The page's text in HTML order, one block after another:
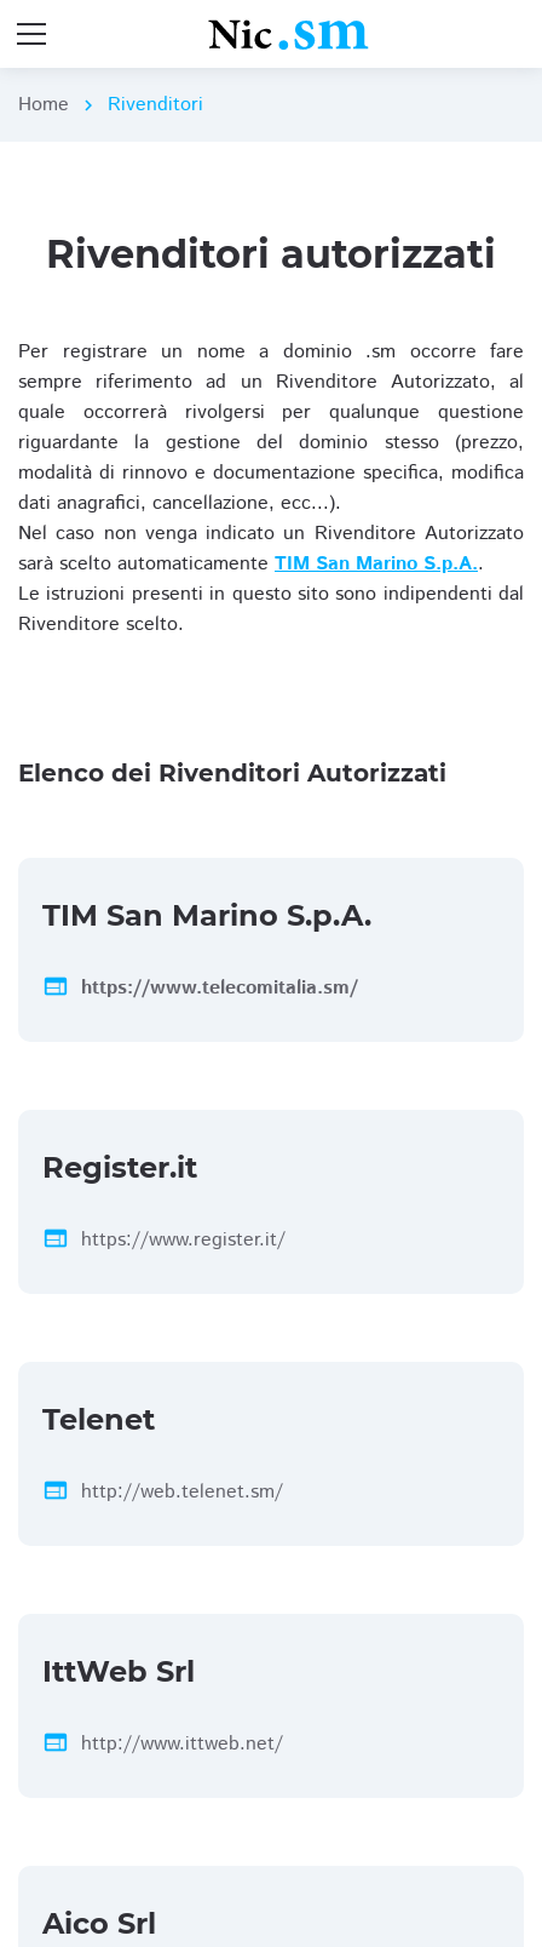
Home chevron_right Rivenditori
Rivenditori autorizzati
Per registrare un nome a dominio .sm occorre fare
sempre riferimento ad un Rivenditore Autorizzato, al
quale occorrerà rivolgersi per qualunque questione
riguardante la gestione del dominio stesso (prezzo,
modalità di rinnovo e documentazione specifica, modifica
dati anagrafici, cancellazione, ecc...).
Nel caso non venga indicato un Rivenditore Autorizzato
sarà scelto automaticamente TIM San Marino S.p.A..
Le istruzioni presenti in questo sito sono indipendenti dal
Rivenditore scelto.
Elenco dei Rivenditori Autorizzati
TIM San Marino S.p.A.
web https://www.telecomitalia.sm/
Register.it
web https://www.register.it/
Telenet
web http://web.telenet.sm/
IttWeb Srl
web http://www.ittweb.net/
Aico Srl